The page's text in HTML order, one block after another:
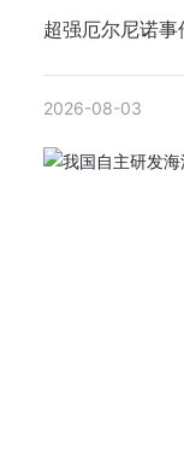
超强厄尔尼诺
2026-08-03